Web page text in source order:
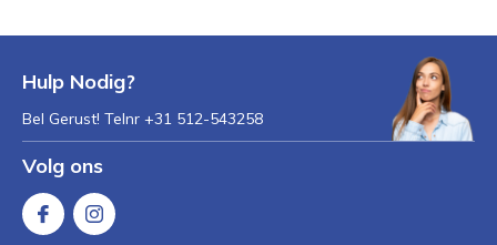
Hulp Nodig?
Bel Gerust! Telnr +31 512-543258
Volg ons